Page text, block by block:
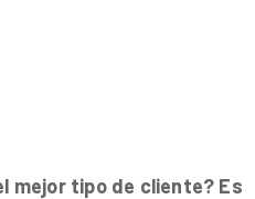
mejor tipo de cliente? Es